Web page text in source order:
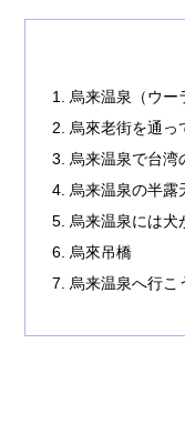
烏来温泉（ウー
烏來老街を通っ
烏来温泉で台湾
烏来温泉の半露
烏来温泉には犬
烏來吊橋
烏来温泉へ行こ